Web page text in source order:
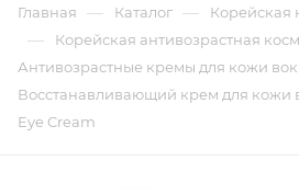
Главная — Каталог — Корейская
— Корейская антивозрастная
Антивозрастные кремы для кожи
Восстанавливающий крем для кожи
Eye Cream